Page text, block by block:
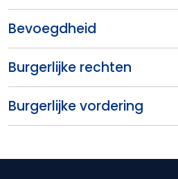
Bevoegdheid
Burgerlijke rechten
Burgerlijke vordering